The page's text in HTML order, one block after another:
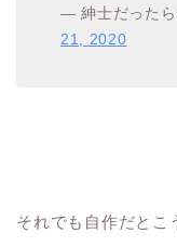
— 紳士だった
21, 2020
それでも自作だとこ